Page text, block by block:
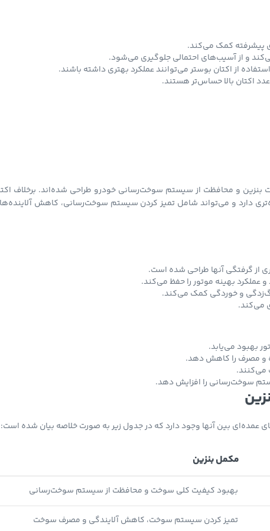
پیشرفته کمک می‌کند.
و از آسیب‌های احتمالی جلوگیری می‌شود.
از اکتان بوستر می‌توانند عملکرد بهتری داشته باشند.
اکتان بالا حساس‌تر هستند.
و محافظت از سیستم سوخت‌رسانی خودرو طراحی شده‌اند. برخلاف
دارد و می‌تواند شامل تمیز کردن سیستم سوخت‌رسانی، کاهش
از گرفتگی آنها طراحی شده است.
عملکرد بهینه موتور را حفظ می‌کند.
و خوردگی کمک می‌کند.
می‌کند.
بهبود می‌یابد.
و مصرف را کاهش دهد.
می‌کنند.
سوخت‌رسانی را افزایش دهد.
بین آنها وجود دارد که در جدول زیر به صورت خلاصه بیان شده است:
مکمل بنزین
بهبود کیفیت کلی سوخت و محافظت از سیستم سوخت‌رسانی
تمیز کردن سیستم سوخت، کاهش آلایندگی و مصرف سوخت